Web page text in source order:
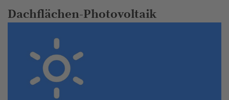
Dachflächen-Photovoltaik